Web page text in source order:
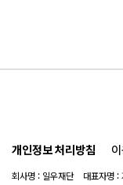
개인정보 처리방침
회사명 : 일우재단 대표자명 :